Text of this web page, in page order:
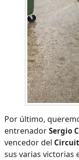
Por último,
entrenador Sergio
vencedor del
sus varias victorias